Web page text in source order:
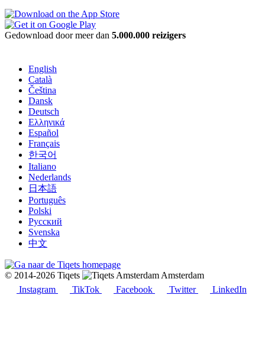
Gedownload door meer dan 5.000.000 reizigers
English
Català
Čeština
Dansk
Deutsch
Ελληνικά
Español
Français
한국어
Italiano
Nederlands
日本語
Português
Polski
Русский
Svenska
中文
© 2014-2026 Tiqets
Amsterdam
Instagram
TikTok Facebook Twitter LinkedIn